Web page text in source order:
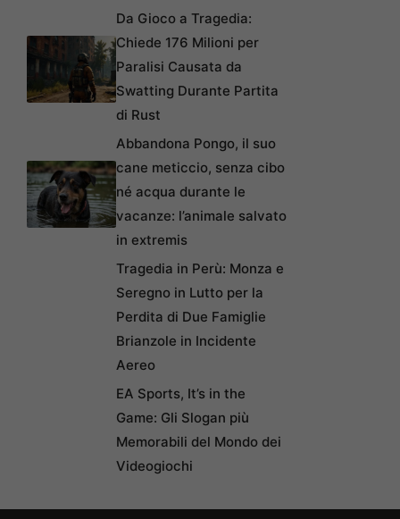
Da Gioco a Tragedia:
Chiede 176 Milioni per
Paralisi Causata da
Swatting Durante Partita
di Rust
Abbandona Pongo, il suo
cane meticcio, senza cibo
né acqua durante le
vacanze: l’animale salvato
in extremis
Tragedia in Perù: Monza e
Seregno in Lutto per la
Perdita di Due Famiglie
Brianzole in Incidente
Aereo
EA Sports, It’s in the
Game: Gli Slogan più
Memorabili del Mondo dei
Videogiochi